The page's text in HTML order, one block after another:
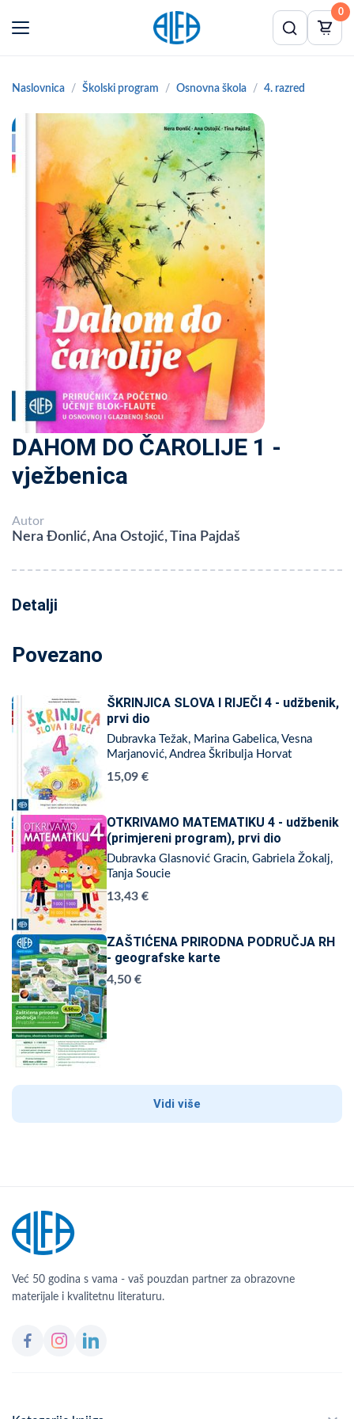
0
Naslovnica Školski program Osnovna škola 4. razred
DAHOM DO ČAROLIJE 1 -
vježbenica
Autor
Nera Đonlić, Ana Ostojić, Tina Pajdaš
Detalji
Povezano
ŠKRINJICA SLOVA I RIJEČI 4 - udžbenik,
prvi dio
Dubravka Težak, Marina Gabelica, Vesna
Marjanović, Andrea Škribulja Horvat
15,09 €
OTKRIVAMO MATEMATIKU 4 - udžbenik
(primjereni program), prvi dio
Dubravka Glasnović Gracin, Gabriela Žokalj,
Tanja Soucie
13,43 €
ZAŠTIĆENA PRIRODNA PODRUČJA RH
- geografske karte
4,50 €
Vidi više
Već 50 godina s vama - vaš pouzdan partner za obrazovne
materijale i kvalitetnu literaturu.